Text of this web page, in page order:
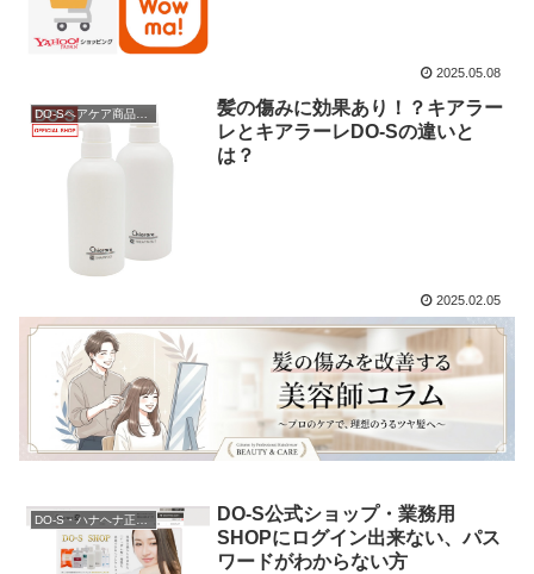
2025.05.08
DO-Sヘアケア商品説明
髪の傷みに効果あり！？キアラー
レとキアラーレDO-Sの違いと
は？
2025.02.05
DO-S・ハナヘナ正規販売店
DO-S公式ショップ・業務用
SHOPにログイン出来ない、パス
ワードがわからない方